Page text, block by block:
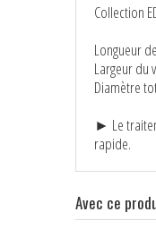
Collection
Longueur
Largeur du
Diamètre
► Le
rapide.
Avec ce